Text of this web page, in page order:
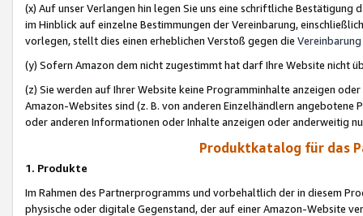
(x) Auf unser Verlangen hin legen Sie uns eine schriftliche
im Hinblick auf einzelne Bestimmungen der Vereinbarung,
vorlegen, stellt dies einen erheblichen Verstoß gegen die Vereinbarung
(y) Sofern Amazon dem nicht zugestimmt hat darf Ihre Website nicht
(z) Sie werden auf Ihrer Website keine Programminhalte anzeigen
Amazon-Websites sind (z. B. von anderen Einzelhändlern
oder anderen Informationen oder Inhalte anzeigen oder anderweitig
Produktkatalog für das
1. Produkte
Im Rahmen des Partnerprogramms und vorbehaltlich der in diesem
physische oder digitale Gegenstand, der auf einer Amazon-Website